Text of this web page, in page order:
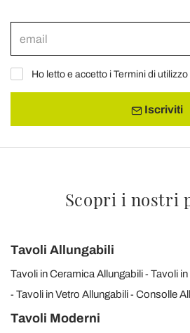
Ho letto e accetto i Termini di
Iscriviti
Scopri i nostri
Tavoli Allungabili
Tavoli in Ceramica Allungabili
Tavoli
Tavoli in Vetro Allungabili
Consolle
Tavoli Moderni